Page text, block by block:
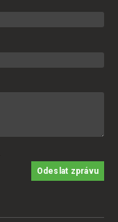
Odeslat zprávu